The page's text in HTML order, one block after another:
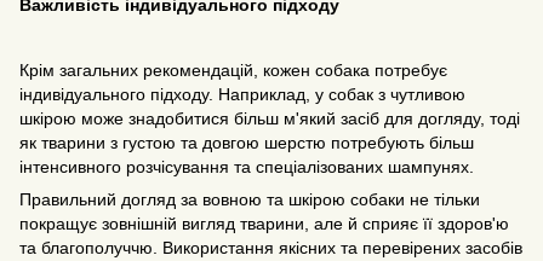
Важливість індивідуального підходу
Крім загальних рекомендацій, кожен собака потребує
індивідуального підходу. Наприклад, у собак з чутливою
шкірою може знадобитися більш м'який засіб для догляду, тоді
як тварини з густою та довгою шерстю потребують більш
інтенсивного розчісування та спеціалізованих шампунях.
Правильний догляд за вовною та шкірою собаки не тільки
покращує зовнішній вигляд тварини, але й сприяє її здоров'ю
та благополуччю. Використання якісних та перевірених засобів